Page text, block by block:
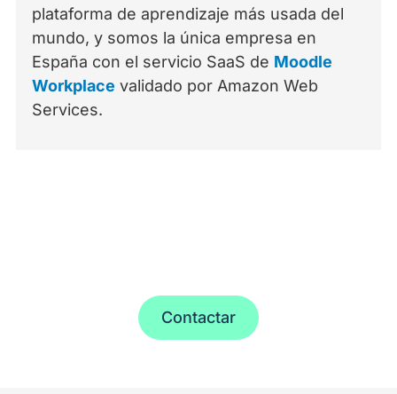
plataforma de aprendizaje más usada del
mundo, y somos la única empresa en
España con el servicio SaaS de Moodle
Workplace validado por Amazon Web
Services.
Contactar